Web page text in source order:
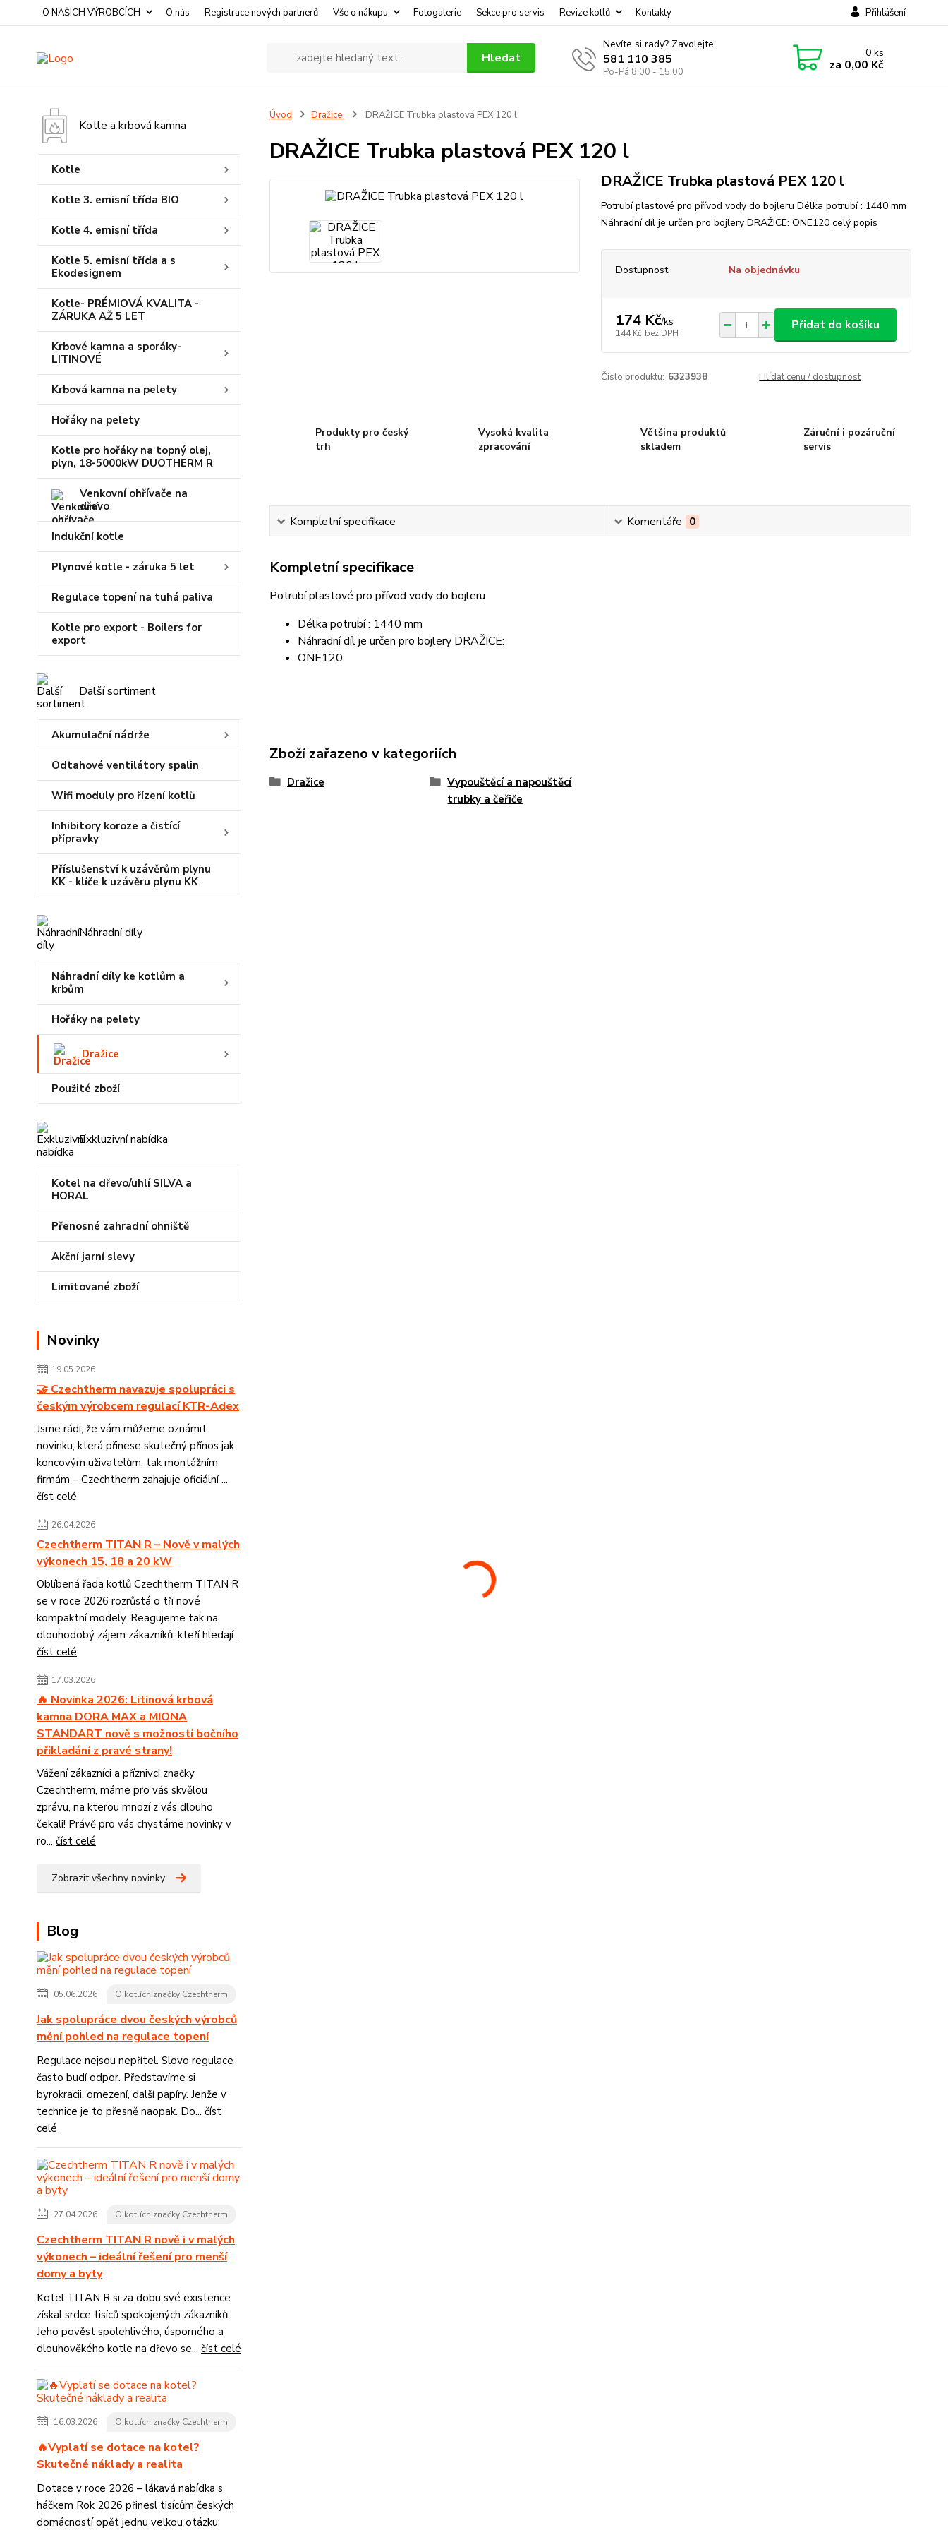
O NAŠICH VÝROBCÍCH O nás Registrace nových partnerů Vše o nákupu Fotogalerie Sekce pro servis Revize kotlů Kontakty Přihlášení
Hledat
Nevíte si rady? Zavolejte.
581 110 385
Po-Pá 8:00 - 15:00
0ks
za 0,00 Kč
Kotle a krbová kamna
Kotle
Kotle 3. emisní třída BIO
Kotle 4. emisní třída
Kotle 5. emisní třída a s
Ekodesignem
Kotle- PRÉMIOVÁ KVALITA -
ZÁRUKA AŽ 5 LET
Krbové kamna a sporáky-
LITINOVÉ
Krbová kamna na pelety
Hořáky na pelety
Kotle pro hořáky na topný olej,
plyn, 18-5000kW DUOTHERM R
Venkovní ohřívače na
dřevo
Indukční kotle
Plynové kotle - záruka 5 let
Regulace topení na tuhá paliva
Kotle pro export - Boilers for
export
Další sortiment
Akumulační nádrže
Odtahové ventilátory spalin
Wifi moduly pro řízení kotlů
Inhibitory koroze a čistící
přípravky
Příslušenství k uzávěrům plynu
KK - klíče k uzávěru plynu KK
Náhradní díly
Náhradní díly ke kotlům a
krbům
Hořáky na pelety
Dražice
Použité zboží
Exkluzivní nabídka
Kotel na dřevo/uhlí SILVA a
HORAL
Přenosné zahradní ohniště
Akční jarní slevy
Limitované zboží
Novinky
19.05.2026
🤝 Czechtherm navazuje spolupráci s
českým výrobcem regulací KTR-Adex
Jsme rádi, že vám můžeme oznámit
novinku, která přinese skutečný přínos jak
koncovým uživatelům, tak montážním
firmám – Czechtherm zahajuje oficiální ...
číst celé
26.04.2026
Czechtherm TITAN R – Nově v malých
výkonech 15, 18 a 20 kW
Oblíbená řada kotlů Czechtherm TITAN R
se v roce 2026 rozrůstá o tři nové
kompaktní modely. Reagujeme tak na
dlouhodobý zájem zákazníků, kteří hledají...
číst celé
17.03.2026
🔥 Novinka 2026: Litinová krbová
kamna DORA MAX a MIONA
STANDART nově s možností bočního
přikladání z pravé strany!
Vážení zákazníci a příznivci značky
Czechtherm, máme pro vás skvělou
zprávu, na kterou mnozí z vás dlouho
čekali! Právě pro vás chystáme novinky v
ro... číst celé
Zobrazit všechny novinky
Blog
05.06.2026 O kotlích značky Czechtherm
Jak spolupráce dvou českých výrobců
mění pohled na regulace topení
Regulace nejsou nepřítel. Slovo regulace
často budí odpor. Představíme si
byrokracii, omezení, další papíry. Jenže v
technice je to přesně naopak. Do... číst
celé
27.04.2026 O kotlích značky Czechtherm
Czechtherm TITAN R nově i v malých
výkonech – ideální řešení pro menší
domy a byty
Kotel TITAN R si za dobu své existence
získal srdce tisíců spokojených zákazníků.
Jeho pověst spolehlivého, úsporného a
dlouhověkého kotle na dřevo se... číst celé
16.03.2026 O kotlích značky Czechtherm
🔥Vyplatí se dotace na kotel?
Skutečné náklady a realita
Dotace v roce 2026 – lákavá nabídka s
háčkem Rok 2026 přinesl tisícům českých
domácností opět jednu velkou otázku:
Úvod Dražice DRAŽICE Trubka plastová PEX 120 l
DRAŽICE Trubka plastová PEX 120 l
DRAŽICE Trubka plastová PEX 120 l
Potrubí plastové pro přívod vody do bojleru Délka potrubí : 1440 mm
Náhradní díl je určen pro bojlery DRAŽICE: ONE120 celý popis
Dostupnost Na objednávku
174 Kč/ks
144 Kč bez DPH
Přidat do košíku
Číslo produktu: 6323938 Hlídat cenu / dostupnost
Produkty pro český
trh
Vysoká kvalita
zpracování
Většina produktů
skladem
Záruční i pozáruční
servis
Kompletní specifikace Komentáře 0
Kompletní specifikace
Potrubí plastové pro přívod vody do bojleru
Délka potrubí : 1440 mm
Náhradní díl je určen pro bojlery DRAŽICE:
ONE120
Zboží zařazeno v kategoriích
Dražice
Vypouštěcí a napouštěcí
trubky a čeřiče